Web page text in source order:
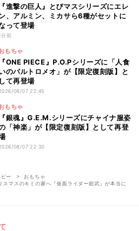
『進撃の巨人』とびマスシリーズにエレ
、アルミン、ミカサら6種がセットに
って登場
分前
もちゃ
『ONE PIECE』P.O.Pシリーズに「人食
のバルトロメオ」が【限定復刻版】と
して再登場
08/07 22:45
もちゃ
『銀魂』G.E.M.シリーズにチャイナ服姿
「神楽」が【限定復刻版】として再登
08/07 22:30
ビー
おもちゃ
スマスのキミの家へ『仮面ライダー鎧武』が本当に